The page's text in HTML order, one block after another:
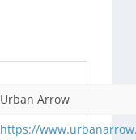
Urban Arrow
https://